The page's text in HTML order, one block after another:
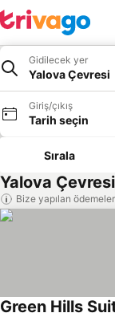
Gidilecek yer
Yalova Çevresi
Giriş/çıkış
Tarih seçin
Sırala
Yalova
Bize yapılan
Green Hills